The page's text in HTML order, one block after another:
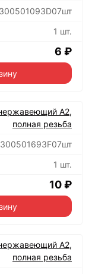
1 шт.
6 ₽
А2,
полная резьба
1 шт.
10 ₽
А2,
полная резьба